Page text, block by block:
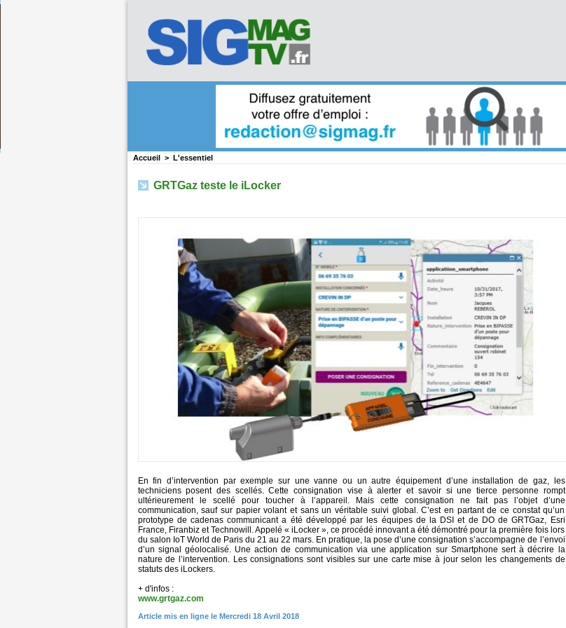
Accueil > L'essentiel
GRTGaz teste le iLocker
En fin d’intervention par exemple sur une vanne ou un autre équipement d’une installation de gaz, les
techniciens posent des scellés. Cette consignation vise à alerter et savoir si une tierce personne rompt
ultérieurement le scellé pour toucher à l’appareil. Mais cette consignation ne fait pas l’objet d’une
communication, sauf sur papier volant et sans un véritable suivi global. C’est en partant de ce constat qu’un
prototype de cadenas communicant a été développé par les équipes de la DSI et de DO de GRTGaz, Esri
France, Firanbiz et Technowill. Appelé « iLocker », ce procédé innovant a été démontré pour la première fois lors
du salon IoT World de Paris du 21 au 22 mars. En pratique, la pose d’une consignation s’accompagne de l’envoi
d’un signal géolocalisé. Une action de communication via une application sur Smartphone sert à décrire la
nature de l’intervention. Les consignations sont visibles sur une carte mise à jour selon les changements de
statuts des iLockers.
+ d'infos :
www.grtgaz.com
Article mis en ligne le Mercredi 18 Avril 2018